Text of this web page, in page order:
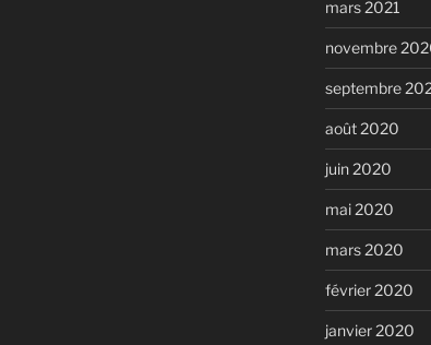
mars 2021
novembre
septembre
août 2020
juin 2020
mai 2020
mars 2020
février 2020
janvier 2020